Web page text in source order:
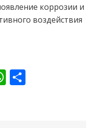
коррозии и
воздействия
WhatsApp